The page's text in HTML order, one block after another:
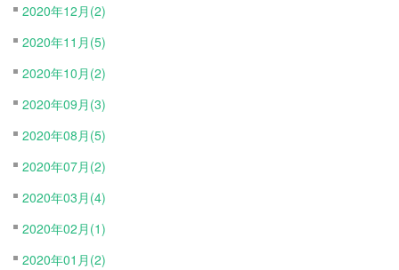
2020年12月(2)
2020年11月(5)
2020年10月(2)
2020年09月(3)
2020年08月(5)
2020年07月(2)
2020年03月(4)
2020年02月(1)
2020年01月(2)